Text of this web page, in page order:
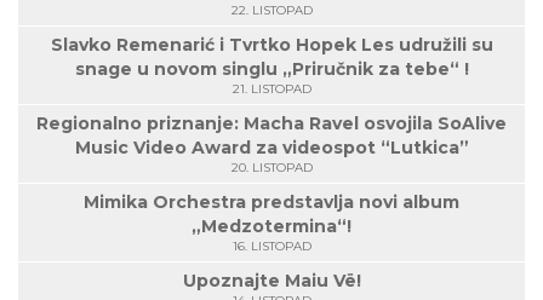
22. LISTOPAD
Slavko Remenarić i Tvrtko Hopek Les udružili su
snage u novom singlu „Priručnik za tebe“ !
21. LISTOPAD
Regionalno priznanje: Macha Ravel osvojila SoAlive
Music Video Award za videospot “Lutkica”
20. LISTOPAD
Mimika Orchestra predstavlja novi album
„Medzotermina“!
16. LISTOPAD
Upoznajte Maiu Vë!